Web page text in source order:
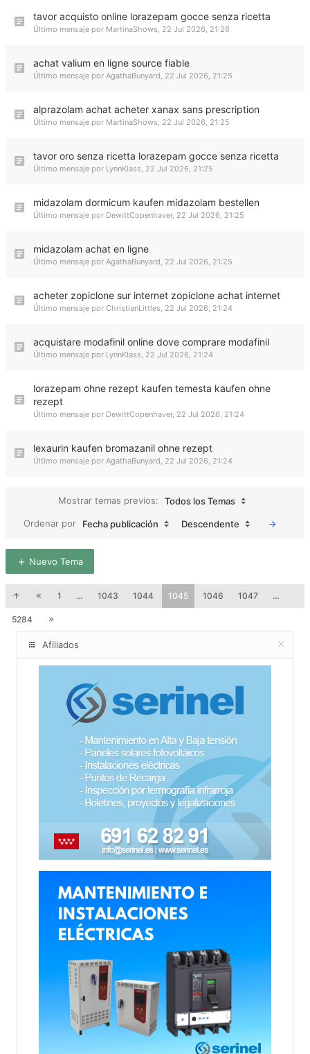
tavor acquisto online lorazepam gocce senza ricetta
Último mensaje por MartinaShows, 22 Jul 2026, 21:26
achat valium en ligne source fiable
Último mensaje por AgathaBunyard, 22 Jul 2026, 21:25
alprazolam achat acheter xanax sans prescription
Último mensaje por MartinaShows, 22 Jul 2026, 21:25
tavor oro senza ricetta lorazepam gocce senza ricetta
Último mensaje por LynnKlass, 22 Jul 2026, 21:25
midazolam dormicum kaufen midazolam bestellen
Último mensaje por DewittCopenhaver, 22 Jul 2026, 21:25
midazolam achat en ligne
Último mensaje por AgathaBunyard, 22 Jul 2026, 21:25
acheter zopiclone sur internet zopiclone achat internet
Último mensaje por ChristianLittles, 22 Jul 2026, 21:24
acquistare modafinil online dove comprare modafinil
Último mensaje por LynnKlass, 22 Jul 2026, 21:24
lorazepam ohne rezept kaufen temesta kaufen ohne
rezept
Último mensaje por DewittCopenhaver, 22 Jul 2026, 21:24
lexaurin kaufen bromazanil ohne rezept
Último mensaje por AgathaBunyard, 22 Jul 2026, 21:24
Mostrar temas previos:
Todos los Temas
Ordenar por
Fecha publicación Descendente
Nuevo Tema
1 … 1043 1044 1045 1046 1047 …
5284
Afiliados